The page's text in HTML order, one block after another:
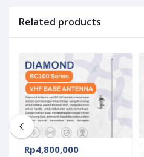
Related products
Rp4,800,000